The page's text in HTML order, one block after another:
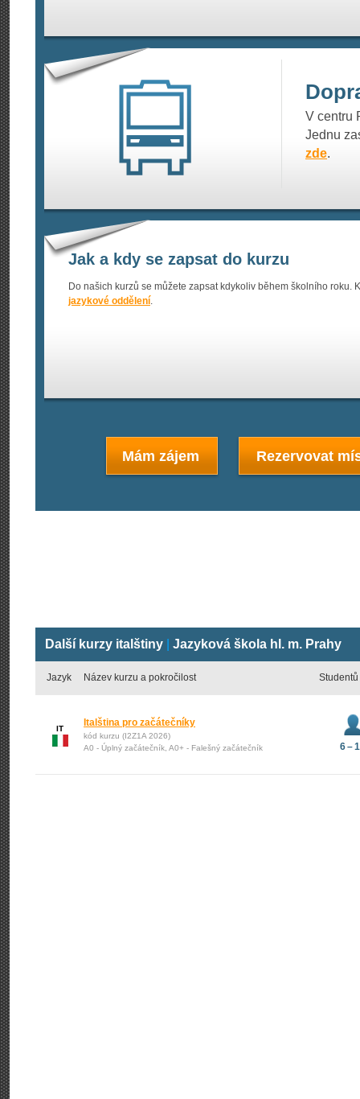
V centru
Jednu
zde.
Jak a kdy se zapsat do kurzu
Do našich kurzů se můžete zapsat kdykoliv během školního roku.
jazykové oddělení.
Mám zájem Rezervovat
Další kurzy italštiny Jazyková škola hl. m. Prahy
Jazyk Název kurzu a pokročilost Studentů
IT
Italština pro začátečníky
kód kurzu (I2Z1A 2026)
A0 - Úplný začátečník, A0+ - Falešný začátečník
6 –